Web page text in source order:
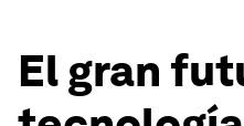
El gran